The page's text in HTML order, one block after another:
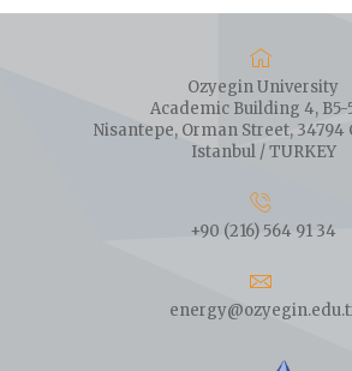
Ozyegin University
Academic Building 4, B5-
Nisantepe, Orman Street, 34794
Istanbul / TURKEY
+90 (216) 564 91 34